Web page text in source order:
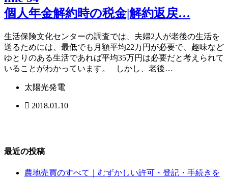
個人年金解約時の税金|解約返戻…
生活保険文化センターの調査では、夫婦2人が老後の生活を
送るためには、最低でも月額平均22万円が必要で、趣味など
ゆとりのある生活であれば平均35万円は必要だと考えられて
いることがわかっています。 しかし、老後…
太陽光発電
2018.01.10
最近の投稿
農地売買のすべて｜むずかしい許可・登記・手続きを